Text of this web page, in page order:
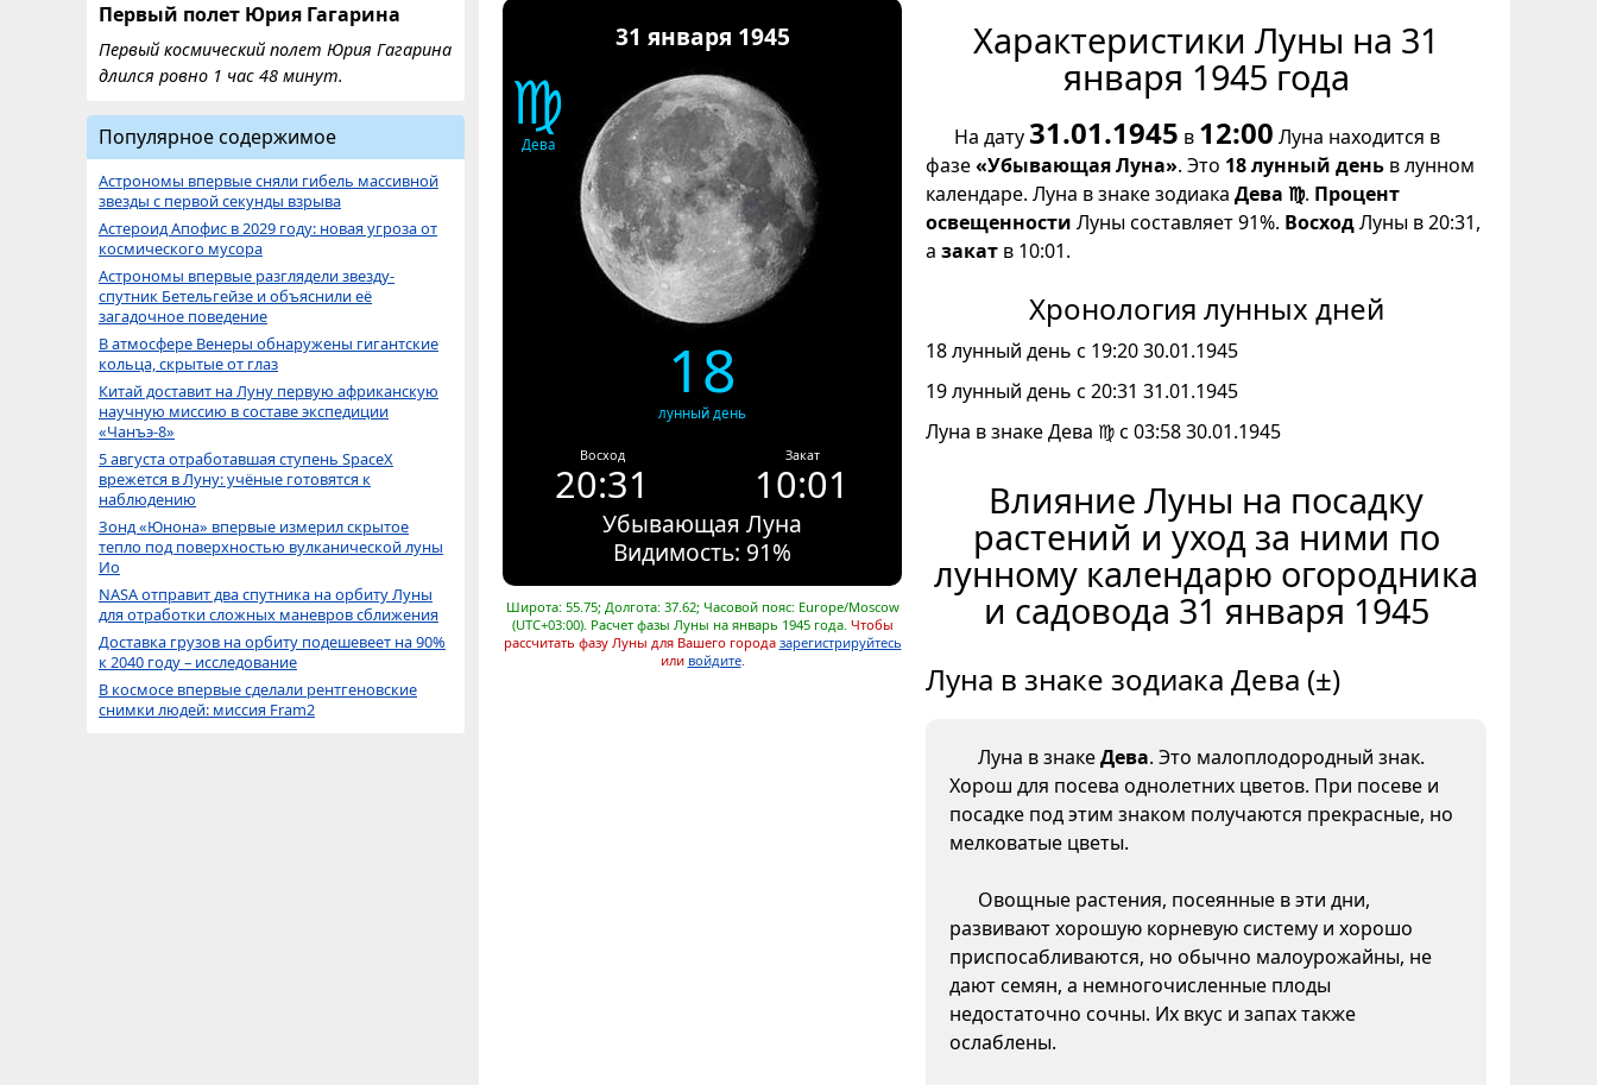
31 января 1945
♍
Дева
18
лунный день
Восход
20:31
Закат
10:01
Убывающая Луна
Видимость: 91%
Широта: 55.75; Долгота: 37.62; Часовой пояс: Europe/Moscow
(UTC+03:00). Расчет фазы Луны на январь 1945 года. Чтобы
рассчитать фазу Луны для Вашего города зарегистрируйтесь
или войдите.
Характеристики Луны на 31
января 1945 года
На дату31.01.1945 в 12:00 Луна находится в
фазе«Убывающая Луна». Это 18 лунный день в лунном
календаре. Луна в знаке зодиака Дева ♍. Процент
освещенности Луны составляет 91%. ВосходЛуны в 20:31,
а закат в 10:01.
Хронология лунных дней
18 лунный день с 19:20 30.01.1945
19 лунный день с 20:31 31.01.1945
Луна в знаке Дева ♍ с 03:58 30.01.1945
Влияние Луны на посадку
растений и уход за ними по
лунному календарю огородника
и садовода 31 января 1945
Луна в знаке зодиака Дева (±)
Луна в знакеДева. Это малоплодородный знак.
Хорош для посева однолетних цветов. При посеве и
посадке под этим знаком получаются прекрасные, но
мелковатые цветы.
Овощные растения, посеянные в эти дни,
развивают хорошую корневую систему и хорошо
приспосабливаются, но обычно малоурожайны, не
дают семян, а немногочисленные плоды
недостаточно сочны. Их вкус и запах также
ослаблены.
Первый полет Юрия Гагарина
Первый космический полет Юрия Гагарина
длился ровно 1 час 48 минут.
Популярное содержимое
Астрономы впервые сняли гибель массивной
звезды с первой секунды взрыва
Астероид Апофис в 2029 году: новая угроза от
космического мусора
Астрономы впервые разглядели звезду-
спутник Бетельгейзе и объяснили её
загадочное поведение
В атмосфере Венеры обнаружены гигантские
кольца, скрытые от глаз
Китай доставит на Луну первую африканскую
научную миссию в составе экспедиции
«Чанъэ-8»
5 августа отработавшая ступень SpaceX
врежется в Луну: учёные готовятся к
наблюдению
Зонд «Юнона» впервые измерил скрытое
тепло под поверхностью вулканической луны
Ио
NASA отправит два спутника на орбиту Луны
для отработки сложных маневров сближения
Доставка грузов на орбиту подешевеет на 90%
к 2040 году – исследование
В космосе впервые сделали рентгеновские
снимки людей: миссия Fram2